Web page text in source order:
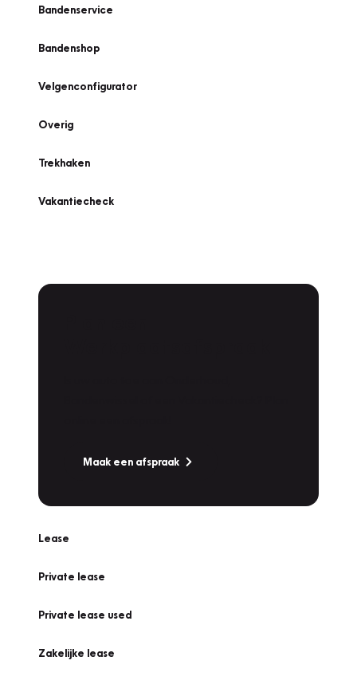
Bandenservice
Bandenshop
Velgenconfigurator
Overig
Trekhaken
Vakantiecheck
Maak een afspraak
Lease
Private lease
Private lease used
Zakelijke lease